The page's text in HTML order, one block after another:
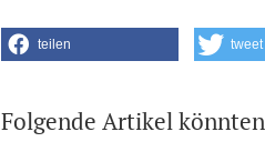
teilen tweet
Folgende Artikel